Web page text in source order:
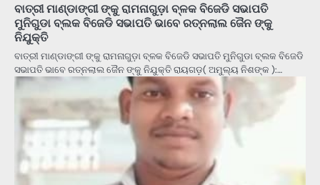
ବାତ୍ରୀ ମାଣ୍ଡାଙ୍ଗୀ ଙ୍କୁ ରାମନାଗୁଡ଼ା ବ୍ଳକ ବିଜେଡି ସଭାପତି
ମୁନିଗୁଡା ବ୍ଲକ ବିଜେଡି ସଭାପତି ଭାବେ ରତ୍ନଲାଲ ଜୈନ ଙ୍କୁ
ନିଯୁକ୍ତି
ବାତ୍ରୀ ମାଣ୍ଡାଙ୍ଗୀ ଙ୍କୁ ରାମନାଗୁଡ଼ା ବ୍ଳକ ବିଜେଡି ସଭାପତି ମୁନିଗୁଡା ବ୍ଲକ ବିଜେଡି
ସଭାପତି ଭାବେ ରତ୍ନଲାଲ ଜୈନ ଙ୍କୁ ନିଯୁକ୍ତି ରାୟଗଡ଼( ଅମୁଲ୍ୟ ନିଶଙ୍କ ):…